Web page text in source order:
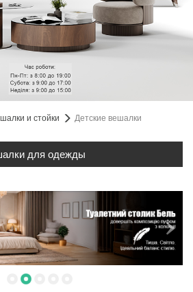
и стойки Детские вешалки
для одежды